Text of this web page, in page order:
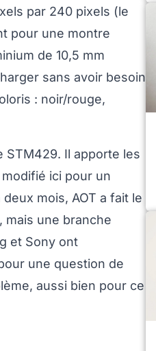
par 240 pixels (le
pour une montre
de 10,5 mm
sans avoir besoin
: noir/rouge,
STM429. Il apporte les
ici pour un
mois, AOT a fait le
mais une branche
et Sony ont
une question de
aussi bien pour ce